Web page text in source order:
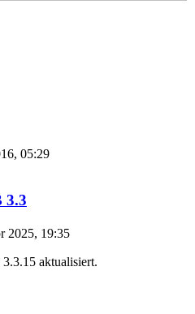
05:29
3.3
2025, 19:35
aktualisiert.